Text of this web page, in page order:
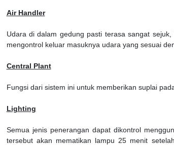
Air Handler
Udara di dalam gedung pasti terasa sangat
mengontrol keluar masuknya udara yang sesuai
Central Plant
Fungsi dari sistem ini untuk memberikan suplai
Lighting
Semua jenis penerangan dapat dikontrol
tersebut akan mematikan lampu 25 menit